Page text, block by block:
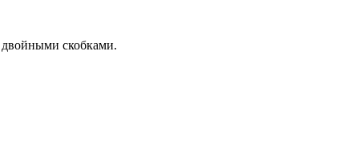
двойными скобками.